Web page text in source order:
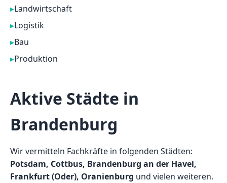
▸Landwirtschaft
▸Logistik
▸Bau
▸Produktion
Aktive Städte in
Brandenburg
Wir vermitteln Fachkräfte in folgenden Städten:
Potsdam, Cottbus, Brandenburg an der Havel,
Frankfurt (Oder), Oranienburg und vielen weiteren.